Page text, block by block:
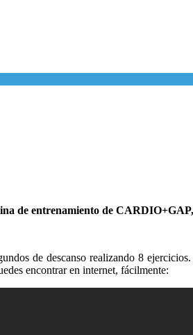
de entrenamiento de
de descanso realizando 8
encontrar en internet, fácilmente: